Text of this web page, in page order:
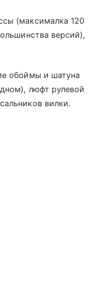
(максималка 120
версий),
обоймы и шатуна
люфт рулевой
вилки.